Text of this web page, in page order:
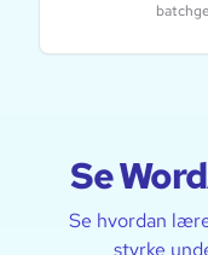
Se
Se hvordan
styrke